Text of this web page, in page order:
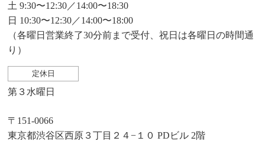
土 9:30〜12:30／14:00〜18:30
日 10:30〜12:30／14:00〜18:00
（各曜日営業終了30分前まで受付、祝日は各曜日の時間通
り）
定休日
第３水曜日
〒151-0066
東京都渋谷区西原３丁目２４−１０ PDビル 2階